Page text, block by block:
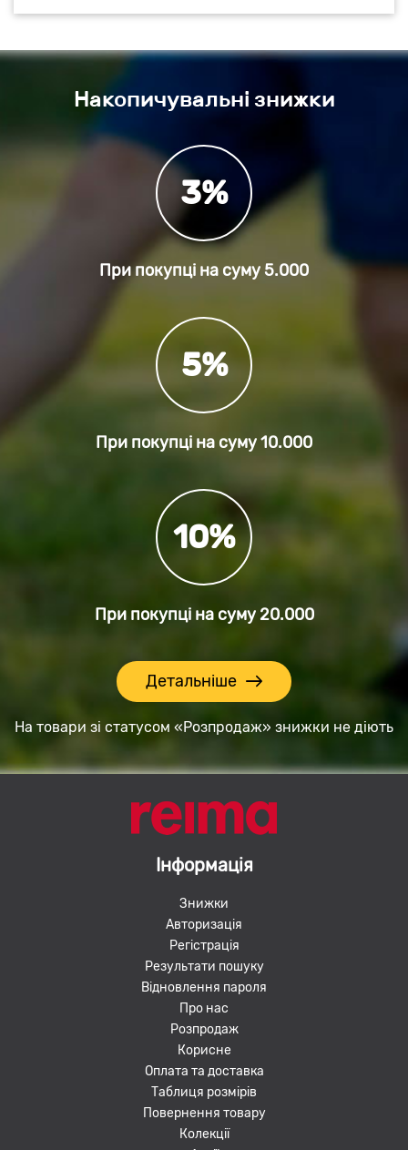
Накопичувальні знижки
3%
При покупці на суму 5.000
5%
При покупці на суму10.000
10%
При покупці на суму20.000
Детальніше
На товари зі статусом «Розпродаж» знижки не діють
Інформація
Знижки
Авторизація
Регістрація
Результати пошуку
Відновлення пароля
Про нас
Розпродаж
Корисне
Оплата та доставка
Таблиця розмірів
Повернення товару
Колекції